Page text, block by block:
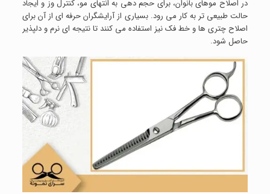
در اصلاح موهای بانوان، برای حجم دهی به انتهای مو، کنترل وز و ایجاد
حالت طبیعی تر به کار می رود. بسیاری از آرایشگران حرفه ای از آن برای
اصلاح چتری ها و خط فک نیز استفاده می کنند تا نتیجه ای نرم و دلپذیر
حاصل شود.